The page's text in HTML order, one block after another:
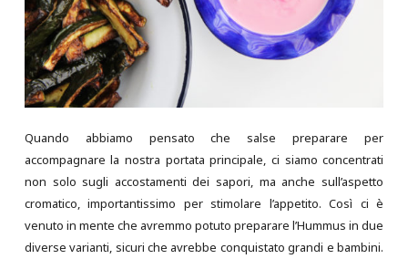
Quando abbiamo pensato che salse preparare per
accompagnare la nostra portata principale, ci siamo concentrati
non solo sugli accostamenti dei sapori, ma anche sull’aspetto
cromatico, importantissimo per stimolare l’appetito. Così ci è
venuto in mente che avremmo potuto preparare l’Hummus in due
diverse varianti, sicuri che avrebbe conquistato grandi e bambini.